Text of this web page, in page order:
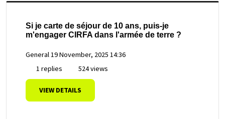
Si je carte de séjour de 10 ans, puis-je
m'engager CIRFA dans l'armée de terre ?
General19 November, 2025 14:36
1 replies
524 views
VIEW DETAILS